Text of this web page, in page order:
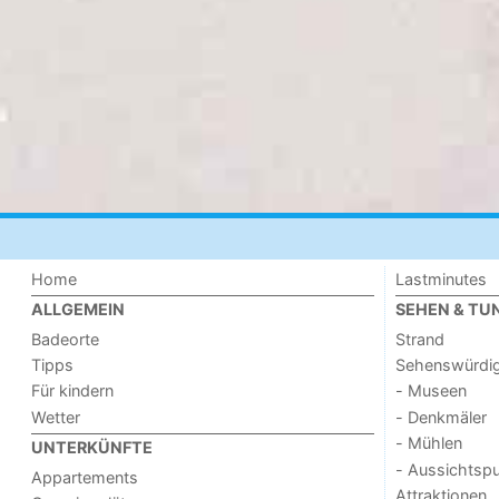
Home
ALLGEMEIN
Badeorte
Tipps
Für kindern
Wetter
UNTERKÜNFTE
Appartements
Lastminutes
SEHEN &
Strand
- Museen
- Denkmäler
- Mühlen
-
Attraktionen